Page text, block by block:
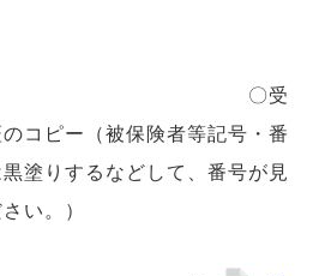
コピー
受
コピー（被保険者等記号・番
塗りするなどして、番号が見
てください。）